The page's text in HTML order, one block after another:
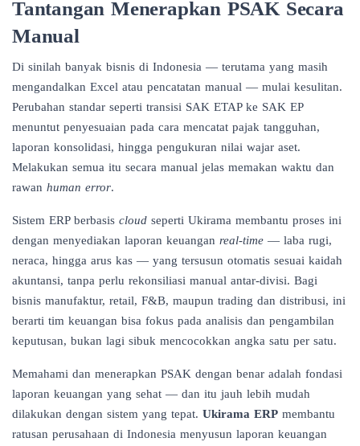
Tantangan Menerapkan PSAK Secara
Manual
Di sinilah banyak bisnis di Indonesia — terutama yang masih
mengandalkan Excel atau pencatatan manual — mulai kesulitan.
Perubahan standar seperti transisi SAK ETAP ke SAK EP
menuntut penyesuaian pada cara mencatat pajak tangguhan,
laporan konsolidasi, hingga pengukuran nilai wajar aset.
Melakukan semua itu secara manual jelas memakan waktu dan
rawan human error.
Sistem ERP berbasis cloud seperti Ukirama membantu proses ini
dengan menyediakan laporan keuangan real-time — laba rugi,
neraca, hingga arus kas — yang tersusun otomatis sesuai kaidah
akuntansi, tanpa perlu rekonsiliasi manual antar-divisi. Bagi
bisnis manufaktur, retail, F&B, maupun trading dan distribusi, ini
berarti tim keuangan bisa fokus pada analisis dan pengambilan
keputusan, bukan lagi sibuk mencocokkan angka satu per satu.
Memahami dan menerapkan PSAK dengan benar adalah fondasi
laporan keuangan yang sehat — dan itu jauh lebih mudah
dilakukan dengan sistem yang tepat. Ukirama ERP membantu
ratusan perusahaan di Indonesia menyusun laporan keuangan